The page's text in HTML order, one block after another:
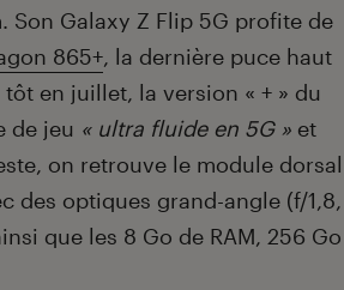
Son Galaxy Z Flip 5G profite de
865+, la dernière puce haut
en juillet, la version « + » du
de jeu « ultra fluide en 5G » et
on retrouve le module dorsal
des optiques grand-angle (f/1,8,
que les 8 Go de RAM, 256 Go